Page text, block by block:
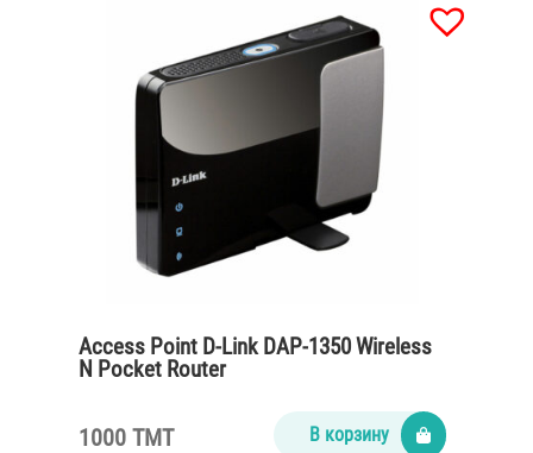
Access Point D-Link DAP-1350 Wireless
N Pocket Router
1000 TMT В корзину